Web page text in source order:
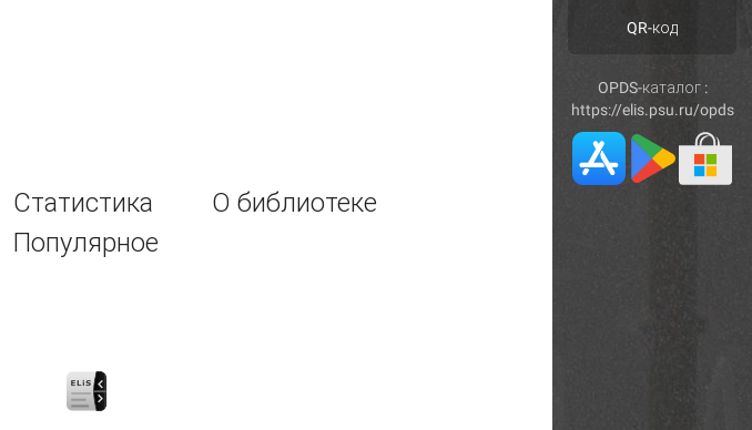
Статистика
Популярное
О библиотеке
QR-код
OPDS-каталог :
https://elis.psu.ru/opds